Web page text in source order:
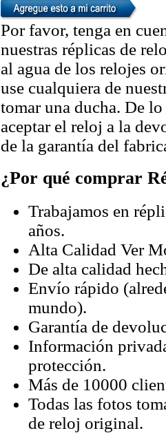
Por favor, tenga en
nuestras réplicas de
al agua de los relojes
use cualquiera de
tomar una ducha. De
aceptar el reloj a la
de la garantía del
¿Por qué comprar
Trabajamos en
años.
Alta Calidad Ver
De alta calidad
Envío rápido
mundo).
Garantía de
Información
protección.
Más de 10000
Todas las fotos
de reloj original.